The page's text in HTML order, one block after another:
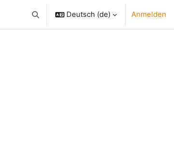
Sucheingabe umschalten
Deutsch ‎(de)‎ Anmelden